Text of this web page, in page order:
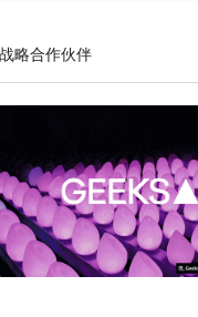
略合作伙伴